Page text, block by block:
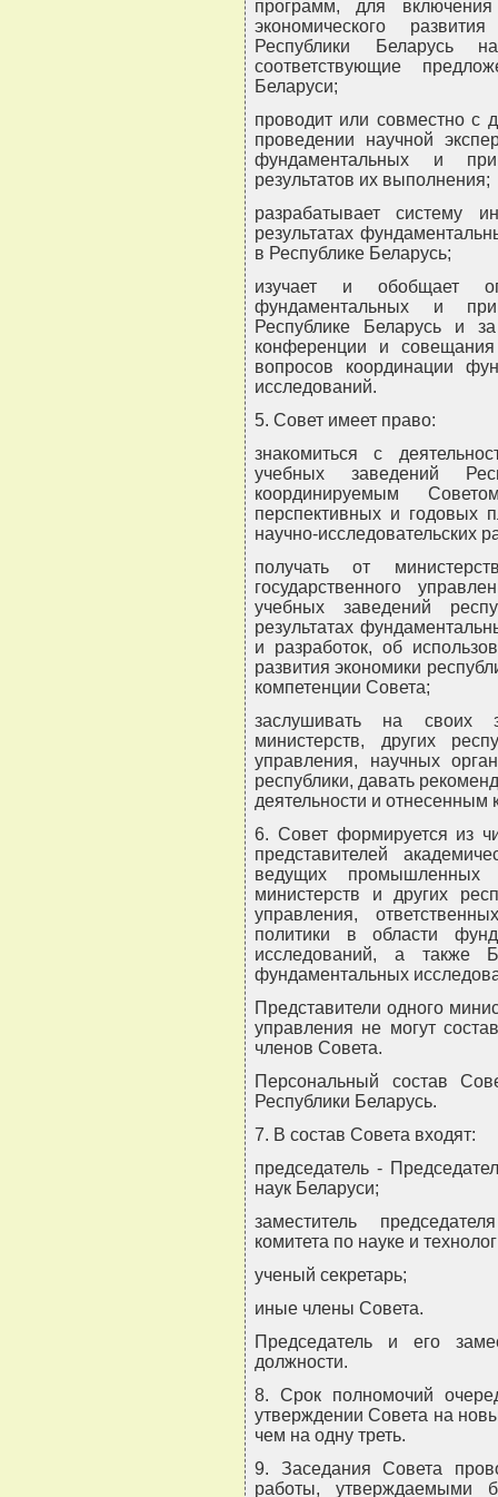
программ, для
экономического
Республики Беларусь
соответствующие
Беларуси;
проводит или совместно с
проведении научной
фундаментальных и
результатов их выполнения;
разрабатывает систему
результатах
в Республике Беларусь;
изучает и обобщает
фундаментальных и
Республике Беларусь и
конференции и
вопросов координации
исследований.
5. Совет имеет право:
знакомиться с
учебных заведений
координируемым
перспективных и годовых
научно-исследовательских
получать от
государственного
учебных заведений
результатах
и разработок, об
развития экономики
компетенции Совета;
заслушивать на своих
министерств, других
управления, научных
республики, давать
деятельности и отнесенным
6. Совет формируется из
представителей
ведущих промышленных
министерств и других
управления,
политики в области
исследований, а также
фундаментальных
Представители одного
управления не могут
членов Совета.
Персональный состав
Республики Беларусь.
7. В состав Совета входят:
председатель -
наук Беларуси;
заместитель
комитета по науке и
ученый секретарь;
иные члены Совета.
Председатель и его
должности.
8. Срок полномочий
утверждении Совета на
чем на одну треть.
9. Заседания Совета
работы, утверждаемыми